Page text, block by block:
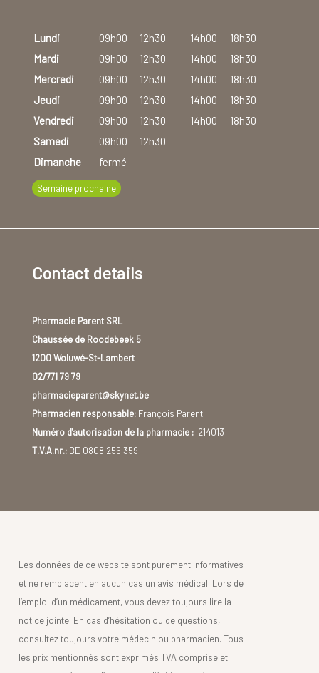
Lundi 09h00 12h30 14h00
18h30
Mardi
09h00 12h30 14h00
18h30
Mercredi
09h00 12h30 14h00
18h30
Jeudi
09h00 12h30 14h00
18h30
Vendredi
09h00 12h30 14h00
18h30
Samedi
09h00
12h30
Dimanche
fermé
Semaine prochaine
Contact details
Pharmacie Parent SRL
Chaussée de Roodebeek 5
1200 Woluwé-St-Lambert
02/771 79 79
pharmacieparent@skynet.be
Pharmacien responsable:François Parent
Numéro d'autorisation de la pharmacie :214013
T.V.A.nr.:BE 0808 256 359
Les données de ce website sont purement informatives
et ne remplacent en aucun cas un avis médical. Lors de
l’emploi d’un médicament, vous devez toujours lire la
notice jointe. En cas d’hésitation ou de questions,
consultez toujours votre médecin ou pharmacien. Tous
les prix mentionnés sont exprimés TVA comprise et